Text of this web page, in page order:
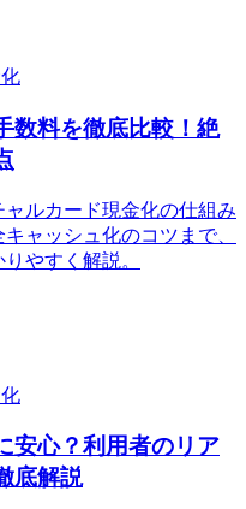
数料を徹底比較！絶
ルカード現金化の仕組み
ャッシュ化のコツまで、
やすく解説。
安心？利用者のリア
底解説